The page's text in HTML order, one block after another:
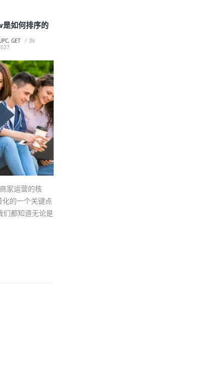
如何排序的
GET
IN
家运营的核
的一个关键点
都知道无论是